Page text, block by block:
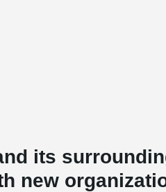
its
new